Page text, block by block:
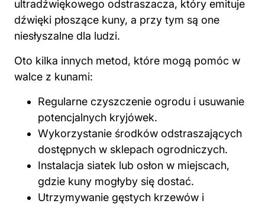
niesłyszalne dla ludzi.
Oto kilka innych metod, które mogą pomóc
Regularne czyszczenie ogrodu i usuwanie
Wykorzystanie środków odstraszających
dostępnych w sklepach ogrodniczych.
Instalacja siatek lub osłon w miejscach,
gdzie kuny mogłyby się dostać.
Utrzymywanie gęstych krzewów i
roślinności z dala od budynku.